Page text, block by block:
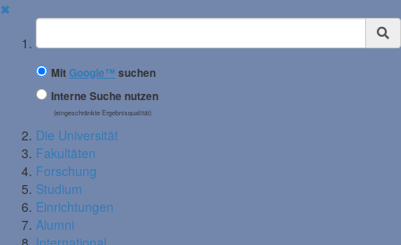
✖
Suchbegriff
MitGoogle™ suchen
Interne Suche nutzen
(eingeschränkte Ergebnisqualität)
Die Universität
Fakultäten
Forschung
Studium
Einrichtungen
Alumni